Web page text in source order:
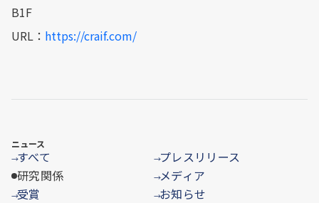
B1F
URL： https://craif.com/
ニュース
→すべて →プレスリリース
研究関係
→メディア
→受賞 →お知らせ